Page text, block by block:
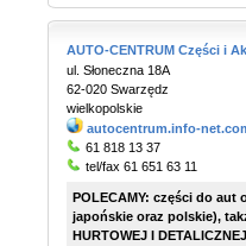
AUTO-CENTRUM Części i
ul. Słoneczna 18A
62-020 Swarzędz
wielkopolskie
autocentrum.info-
61 818 13 37
tel/fax 61 651 63 11
POLECAMY: części do
japońskie oraz polskie),
HURTOWEJ I